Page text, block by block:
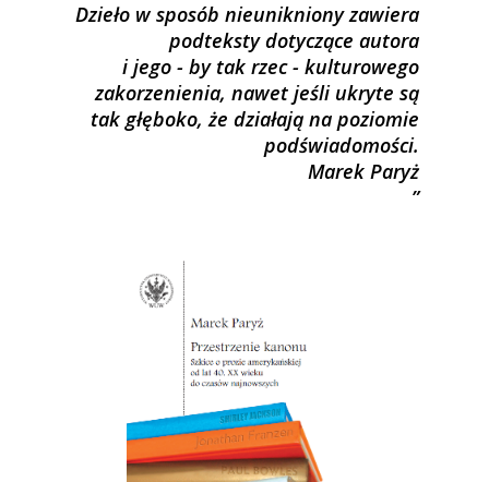
Dzieło w sposób nieunikniony zawiera
podteksty dotyczące autora
i jego - by tak rzec - kulturowego
zakorzenienia, nawet jeśli ukryte są
tak głęboko, że działają na poziomie
podświadomości.
Marek Paryż